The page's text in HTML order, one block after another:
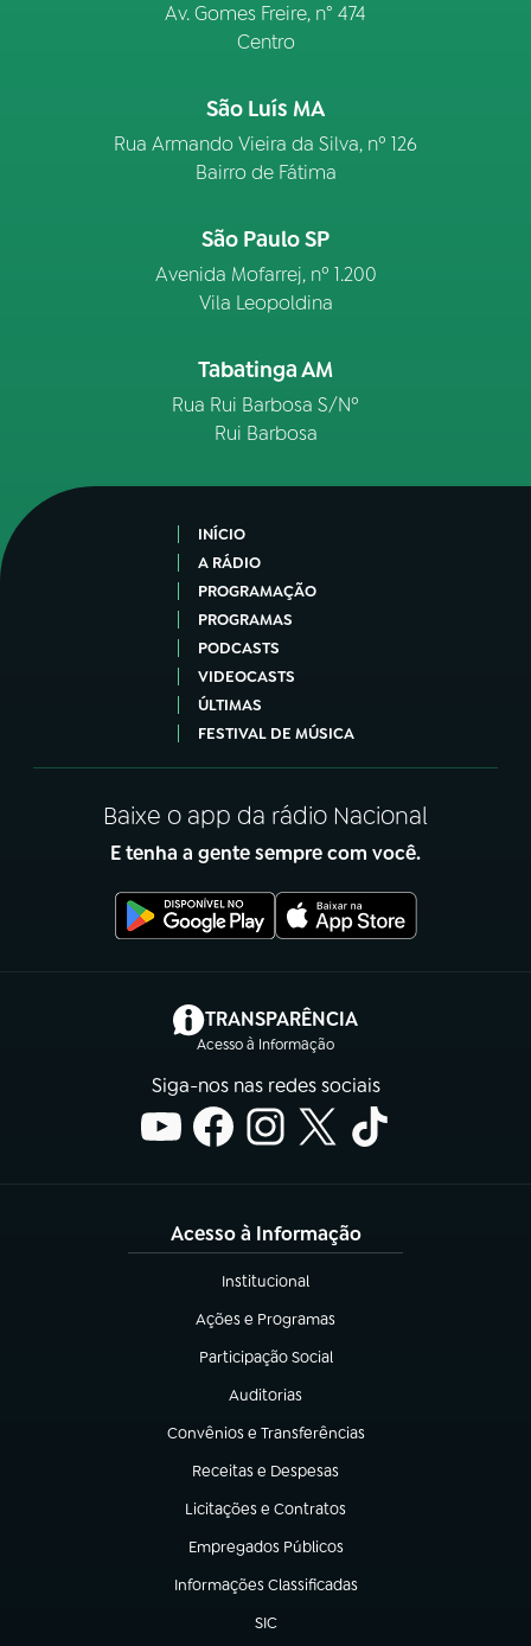
Av. Gomes Freire, n° 474
Centro
São Luís MA
Rua Armando Vieira da Silva, nº 126
Bairro de Fátima
São Paulo SP
Avenida Mofarrej, nº 1.200
Vila Leopoldina
Tabatinga AM
Rua Rui Barbosa S/Nº
Rui Barbosa
INÍCIO
A RÁDIO
PROGRAMAÇÃO
PROGRAMAS
PODCASTS
VIDEOCASTS
ÚLTIMAS
FESTIVAL DE MÚSICA
Baixe o app da rádio Nacional
E tenha a gente sempre com você.
TRANSPARÊNCIA
Acesso à Informação
(abre em nova aba)
Siga-nos nas redes sociais
Acesso à Informação
Institucional
(abre em nova aba)
Ações e Programas
(abre em nova aba)
Participação Social
(abre em nova aba)
Auditorias
(abre em nova aba)
Convênios e Transferências
(abre em nova aba)
Receitas e Despesas
(abre em nova aba)
Licitações e Contratos
(abre em nova aba)
Empregados Públicos
(abre em nova aba)
Informações Classificadas
(abre em nova aba)
SIC
(abre em nova aba)